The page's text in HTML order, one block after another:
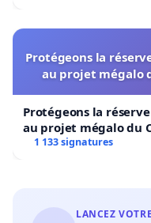
Protégeons la
au projet mégalo
Protégeons la
au projet mégalo du
1 133 signatures
LANCEZ